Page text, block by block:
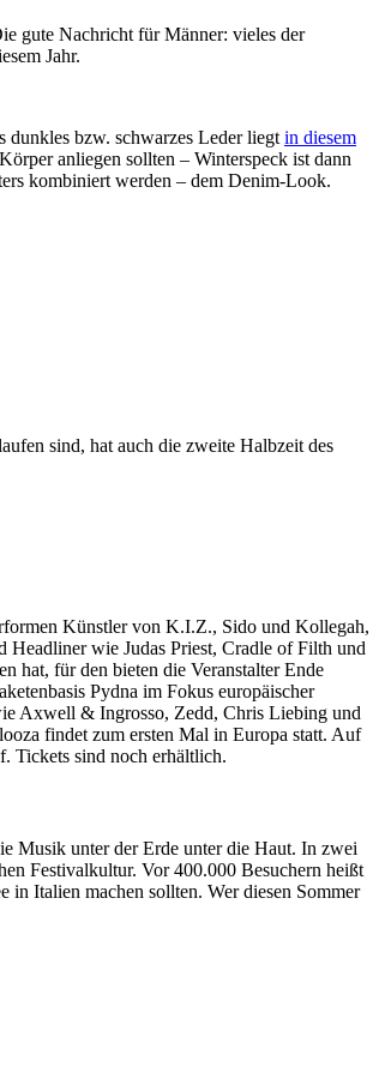
gute Nachricht für Männer: vieles der
Jahr.
dunkles bzw. schwarzes Leder liegt in diesem
anliegen sollten – Winterspeck ist dann
kombiniert werden – dem Denim-Look.
sind, hat auch die zweite Halbzeit des
Künstler von K.I.Z., Sido und Kollegah,
Headliner wie Judas Priest, Cradle of Filth und
hat, für den bieten die Veranstalter Ende
Pydna im Fokus europäischer
Axwell & Ingrosso, Zedd, Chris Liebing und
findet zum ersten Mal in Europa statt. Auf
Tickets sind noch erhältlich.
Musik unter der Erde unter die Haut. In zwei
Festivalkultur. Vor 400.000 Besuchern heißt
in Italien machen sollten. Wer diesen Sommer